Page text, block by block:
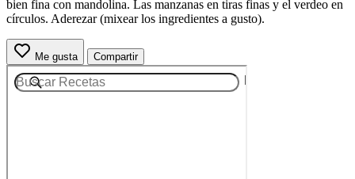
bien fina con mandolina. Las manzanas en tiras finas y el verdeo en
círculos. Aderezar (mixear los ingredientes a gusto).
Me gusta Compartir